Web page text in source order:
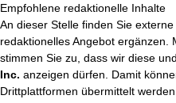
Empfohlene redaktionelle Inhalte
An dieser Stelle finden Sie
redaktionelles Angebot ergänzen.
stimmen Sie zu, dass wir diese
Inc. anzeigen dürfen. Damit
Drittplattformen übermittelt werden.